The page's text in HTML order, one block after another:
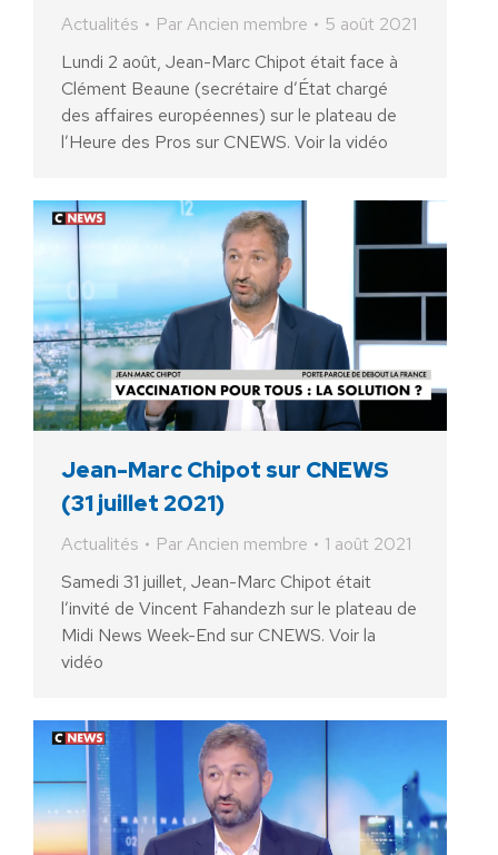
Actualités ParAncien membre
5 août 2021
Lundi 2 août, Jean-Marc Chipot était face à
Clément Beaune (secrétaire d’État chargé
des affaires européennes) sur le plateau de
l’Heure des Pros sur CNEWS. Voir la vidéo
Jean-Marc Chipot sur CNEWS
(31 juillet 2021)
Actualités ParAncien membre
1 août 2021
Samedi 31 juillet, Jean-Marc Chipot était
l’invité de Vincent Fahandezh sur le plateau de
Midi News Week-End sur CNEWS. Voir la
vidéo